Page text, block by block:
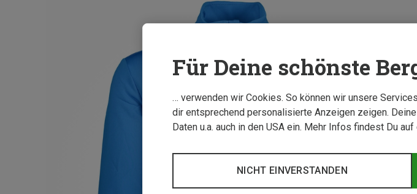
Für Deine schönste
… verwenden wir Cookies. So können wir unsere
dir entsprechend personalisierte Anzeigen zeigen.
Daten u.a. auch in den USA ein. Mehr Infos findest Du auf
NICHT EINVERSTANDEN